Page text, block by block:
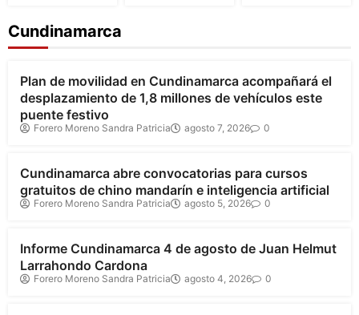
Cundinamarca
Bogotá Cundinamarca
Plan de movilidad en Cundinamarca acompañará el
desplazamiento de 1,8 millones de vehículos este
puente festivo
Forero Moreno Sandra Patricia agosto 7, 2026 0
Cundinamarca
Cundinamarca abre convocatorias para cursos
gratuitos de chino mandarín e inteligencia artificial
Forero Moreno Sandra Patricia agosto 5, 2026 0
Cundinamarca
Informe Cundinamarca 4 de agosto de Juan Helmut
Larrahondo Cardona
Forero Moreno Sandra Patricia agosto 4, 2026 0
Cundinamarca